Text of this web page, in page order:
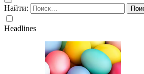
Найти:
Headlines